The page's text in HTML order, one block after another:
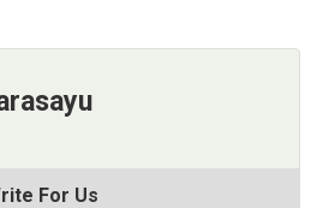
For Us